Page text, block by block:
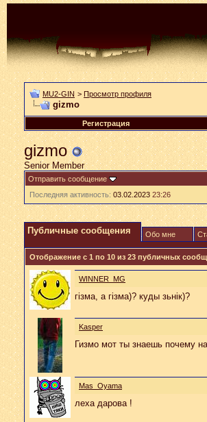
MU2-GIN > Просмотр профиля
gizmo
Регистрация
gizmo
Senior Member
Отправить сообщение
Последняя активность: 03.02.2023 23:26
Публичные сообщения Обо мне
Отображение с 1 по 10 из 23 публичных
WINNER_MG
гізма, а гізма)? куды зьнік)?
Kasper
Гизмо мот ты знаешь почему
Mas_Oyama
леха дарова !